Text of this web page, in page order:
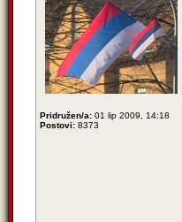
Pridružen/a: 01 lip 2009, 14:18
Postovi: 8373